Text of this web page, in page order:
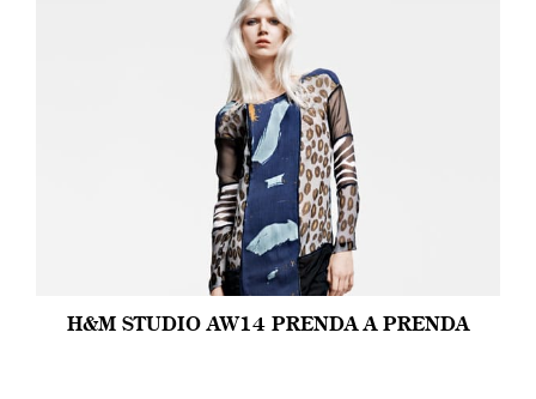
H&M STUDIO AW14 PRENDA A PRENDA